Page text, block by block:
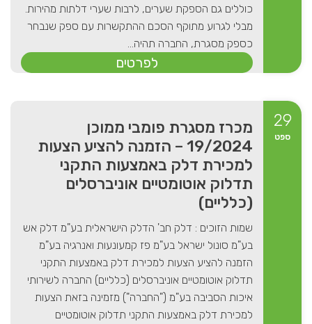
כוללים גם הספקת שערים, לרבות שערי דלתות מהירות.
מבלי לגרוע מתוקף הסכם ההתקשרות עם ספק שנבחר
כספק מסגרת, החברה תהיה...
לפרטים
29
ספט
מכרז מסגרת פומבי ממוכן
19/2024 – הזמנה להציע הצעות
למכירת דלק באמצעות התקני
תדלוק אוטומטיים אוניברסלים
(כלליים)
שמות הזוכים : דלק חב' הדלק הישראלית בע"מ דלק אש
בע"מ סונול ישראל בע"מ פז קמעונעות ואנרגיה בע"מ
הזמנה להציע הצעות למכירת דלק באמצעות התקני
תדלוק אוטומטיים אוניברסלים (כלליים) החברה לשירותי
איכות הסביבה בע"מ ("החברה") מזמינה בזאת הצעות
למכירת דלק באמצעות התקני תדלוק אוטומטיים